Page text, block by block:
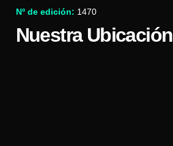
Nº de edición: 1470
Nuestra Ubicación